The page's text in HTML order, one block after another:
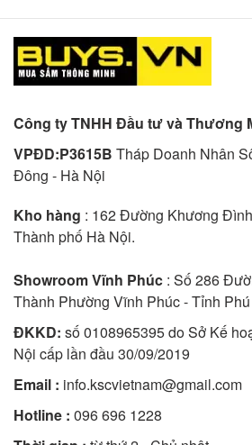
Công ty TNHH Đầu tư và Thương
VPĐD:P3615B Tháp Doanh Nhân
Đông - Hà Nội
Kho hàng : 162 Đường Khương
Thành phố Hà Nội.
Showroom Vĩnh Phúc : Số 286
Thành Phường Vĩnh Phúc - Tỉnh
ĐKKD: số 0108965395 do Sở Kế
Nội cấp lần đầu 30/09/2019
Email : info.kscvietnam@gmail.com
Hotline : 096 696 1228